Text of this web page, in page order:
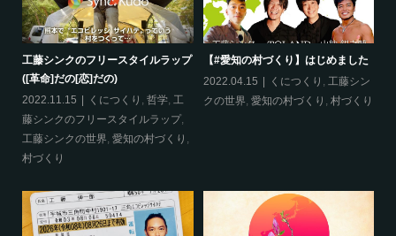
工藤シンクのフリースタイルラップ
([革命]だの[恋]だの)
2022.11.15
くにつくり , 哲学, 工
藤シンクのフリースタイルラップ,
工藤シンクの世界, 愛知の村づくり ,
村づくり
【#愛知の村づくり】はじめました
2022.04.15
くにつくり , 工藤シン
クの世界, 愛知の村づくり , 村づくり